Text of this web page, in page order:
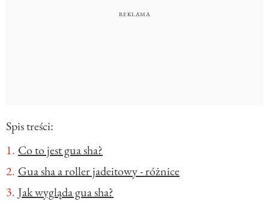
Spis treści:
Co to jest gua sha?
Gua sha a roller jadeitowy - różnice
Jak wygląda gua sha?